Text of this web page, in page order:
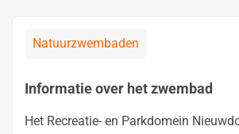
Natuurzwembaden
Informatie over het zwembad
Het Recreatie- en Parkdomein